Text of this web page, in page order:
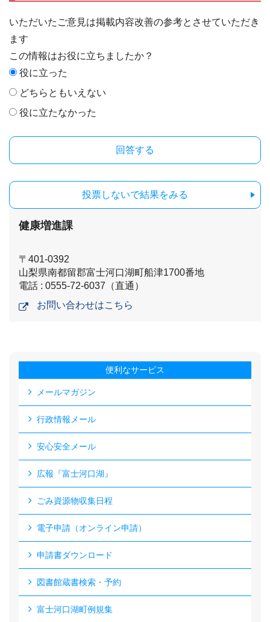
いただいたご意見は掲載内容改善の参考とさせていただき
ます
この情報はお役に立ちましたか？
役に立った
どちらともいえない
役に立たなかった
投票しないで結果をみる
健康増進課
〒401-0392
山梨県南都留郡富士河口湖町船津1700番地
電話 : 0555-72-6037（直通）
お問い合わせはこちら
便利なサービス
メールマガジン
行政情報メール
安心安全メール
広報『富士河口湖』
ごみ資源物収集日程
電子申請（オンライン申請）
申請書ダウンロード
図書館蔵書検索・予約
富士河口湖町例規集